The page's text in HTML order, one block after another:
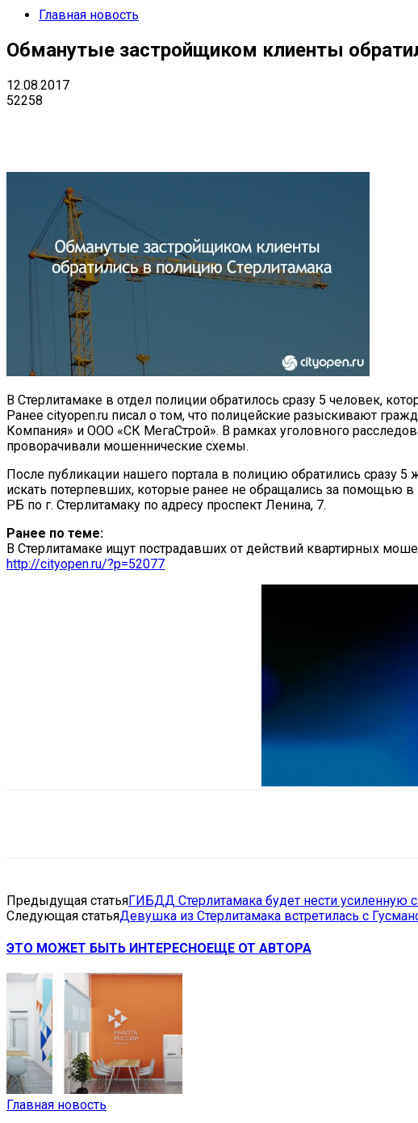
Главная новость
Обманутые застройщиком клиенты
12.08.2017
52258
В Стерлитамаке в отдел полиции обратилось сразу 5 человек,
Ранее cityopen.ru писал о том, что полицейские разыскивают
Компания» и ООО «СК МегаСтрой». В рамках уголовного
проворачивали мошеннические схемы.
После публикации нашего портала в полицию обратились сразу
искать потерпевших, которые ранее не обращались за
РБ по г. Стерлитамаку по адресу проспект Ленина, 7.
Ранее по теме:
В Стерлитамаке ищут пострадавших от действий квартирных
http://cityopen.ru/?p=52077
Предыдущая статьяГИБДД Стерлитамака будет нести усиленную
Следующая статьяДевушка из Стерлитамака встретилась с
ЭТО МОЖЕТ БЫТЬ ИНТЕРЕСНОЕЩЕ ОТ АВТОРА
Главная новость